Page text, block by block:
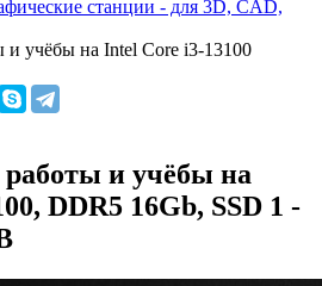
станции - для 3D, CAD,
и учёбы на Intel Core i3-13100
и учёбы на
DDR5 16Gb, SSD 1 -